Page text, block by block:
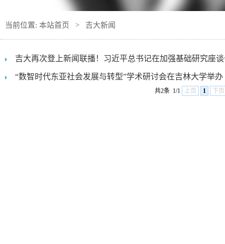
当前位置: 本站首页 > 吉大新闻
吉大再次登上新闻联播！习近平总书记在加强基础研究座
“数智时代东亚社会发展与转型”学术研讨会在吉林大学举办
共2条 1/1 上页 1 下页